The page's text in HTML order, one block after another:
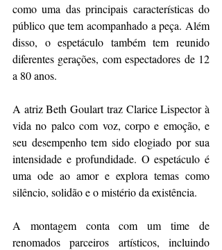
como uma das principais características do
público que tem acompanhado a peça. Além
disso, o espetáculo também tem reunido
diferentes gerações, com espectadores de 12
a 80 anos.
A atriz Beth Goulart traz Clarice Lispector à
vida no palco com voz, corpo e emoção, e
seu desempenho tem sido elogiado por sua
intensidade e profundidade. O espetáculo é
uma ode ao amor e explora temas como
silêncio, solidão e o mistério da existência.
A montagem conta com um time de
renomados parceiros artísticos, incluindo